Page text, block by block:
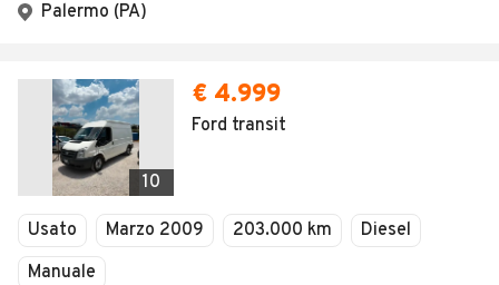
Palermo (PA)
10
€ 4.999
Ford transit
Usato Marzo 2009 203.000 km
Diesel
Manuale